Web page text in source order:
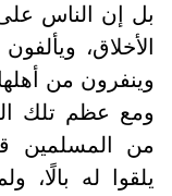
بل إن الناس
الأخلاق،
وينفرون من
ومع عظم تلك
من المسلمين
يلقوا له بالًا،